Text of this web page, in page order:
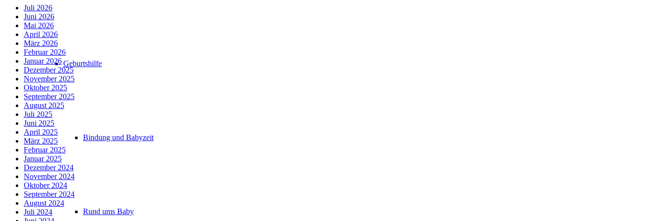
Geburtshilfe
Bindung und Babyzeit
Rund ums Baby
Juli 2026
Juni 2026
Mai 2026
April 2026
März 2026
Februar 2026
Januar 2026
Dezember 2025
November 2025
Oktober 2025
September 2025
August 2025
Juli 2025
Juni 2025
April 2025
März 2025
Februar 2025
Januar 2025
Dezember 2024
November 2024
Oktober 2024
September 2024
August 2024
Juli 2024